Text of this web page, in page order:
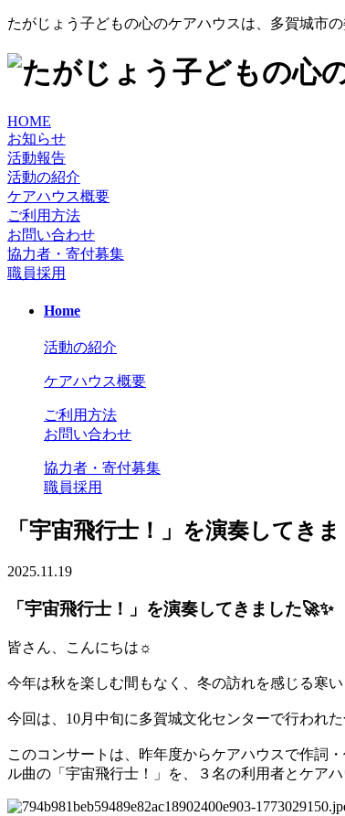
たがじょう子どもの心のケアハウスは、多賀城市
HOME
お知らせ
活動報告
活動の紹介
ケアハウス概要
ご利用方法
お問い合わせ
協力者・寄付募集
職員採用
Home
活動の紹介
ケアハウス概要
ご利用方法
お問い合わせ
協力者・寄付募集
職員採用
「宇宙飛行士！」を演奏してき
2025.11.19
「宇宙飛行士！」を演奏してきました🚀✨
皆さん、こんにちは☼
今年は秋を楽しむ間もなく、冬の訪れを感じる寒い
今回は、10月中旬に多賀城文化センターで行われ
このコンサートは、昨年度からケアハウスで作詞
ル曲の「宇宙飛行士！」を、３名の利用者とケア